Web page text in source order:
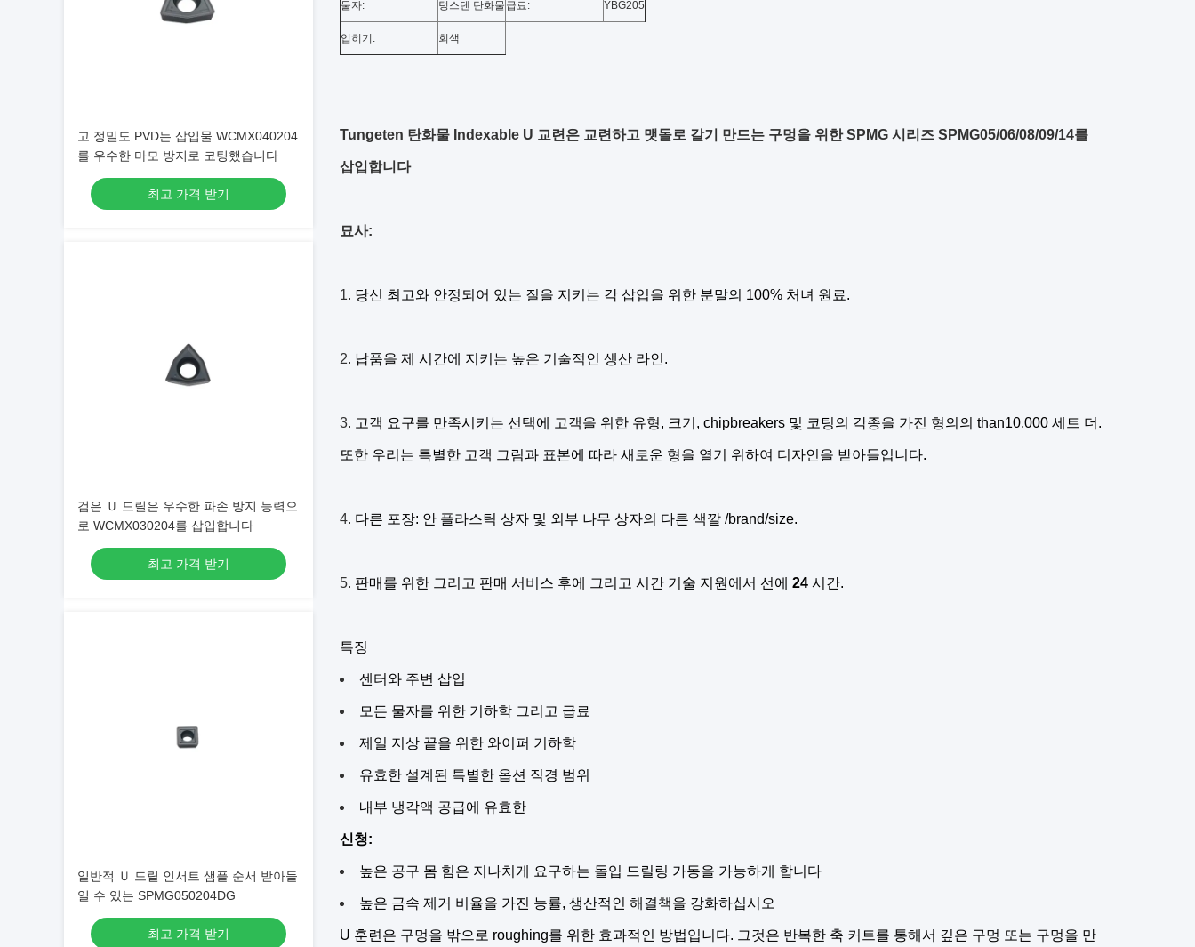
고 정밀도 PVD는 삽입물 WCMX040204
를 우수한 마모 방지로 코팅했습니다
최고 가격 받기
검은 Ｕ 드릴은 우수한 파손 방지 능력으
로 WCMX030204를 삽입합니다
최고 가격 받기
일반적 Ｕ 드릴 인서트 샘플 순서 받아들
일 수 있는 SPMG050204DG
최고 가격 받기
물자: 텅스텐 탄화물 급료: YBG205
입히기: 회색
Tungeten 탄화물 Indexable U 교련은 교련하고 맷돌로 갈기 만드는 구멍을 위한 SPMG 시리즈 SPMG05/06/08/09/14를
삽입합니다
묘사:
1. 당신 최고와 안정되어 있는 질을 지키는 각 삽입을 위한 분말의 100% 처녀 원료.
2. 납품을 제 시간에 지키는 높은 기술적인 생산 라인.
3. 고객 요구를 만족시키는 선택에 고객을 위한 유형, 크기, chipbreakers 및 코팅의 각종을 가진 형의의 than10,000 세트 더.
또한 우리는 특별한 고객 그림과 표본에 따라 새로운 형을 열기 위하여 디자인을 받아들입니다.
4. 다른 포장: 안 플라스틱 상자 및 외부 나무 상자의 다른 색깔 /brand/size.
5. 판매를 위한 그리고 판매 서비스 후에 그리고 시간 기술 지원에서 선에 24 시간.
특징
센터와 주변 삽입
모든 물자를 위한 기하학 그리고 급료
제일 지상 끝을 위한 와이퍼 기하학
유효한 설계된 특별한 옵션 직경 범위
내부 냉각액 공급에 유효한
신청:
높은 공구 몸 힘은 지나치게 요구하는 돌입 드릴링 가동을 가능하게 합니다
높은 금속 제거 비율을 가진 능률, 생산적인 해결책을 강화하십시오
U 훈련은 구멍을 밖으로 roughing를 위한 효과적인 방법입니다. 그것은 반복한 축 커트를 통해서 깊은 구멍 또는 구멍을 만